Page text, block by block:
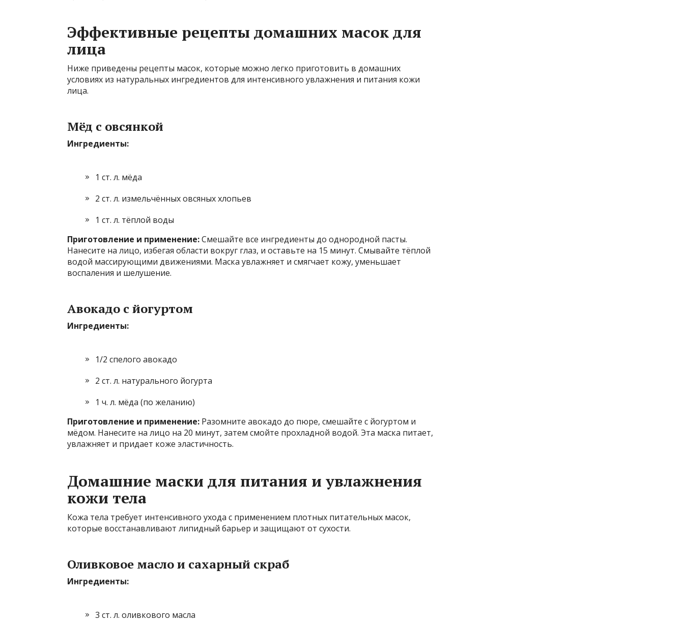
Эффективные рецепты домашних масок для
лица
Ниже приведены рецепты масок, которые можно легко приготовить в домашних
условиях из натуральных ингредиентов для интенсивного увлажнения и питания кожи
лица.
Мёд с овсянкой
Ингредиенты:
1 ст. л. мёда
2 ст. л. измельчённых овсяных хлопьев
1 ст. л. тёплой воды
Приготовление и применение:Смешайте все ингредиенты до однородной пасты.
Нанесите на лицо, избегая области вокруг глаз, и оставьте на 15 минут. Смывайте тёплой
водой массирующими движениями. Маска увлажняет и смягчает кожу, уменьшает
воспаления и шелушение.
Авокадо с йогуртом
Ингредиенты:
1/2 спелого авокадо
2 ст. л. натурального йогурта
1 ч. л. мёда (по желанию)
Приготовление и применение: Разомните авокадо до пюре, смешайте с йогуртом и
мёдом. Нанесите на лицо на 20 минут, затем смойте прохладной водой. Эта маска питает,
увлажняет и придает коже эластичность.
Домашние маски для питания и увлажнения
кожи тела
Кожа тела требует интенсивного ухода с применением плотных питательных масок,
которые восстанавливают липидный барьер и защищают от сухости.
Оливковое масло и сахарный скраб
Ингредиенты:
3 ст. л. оливкового масла